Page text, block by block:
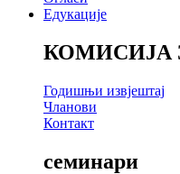
Едукације
КОМИСИЈА
Годишњи извјештај
Чланови
Контакт
семинари